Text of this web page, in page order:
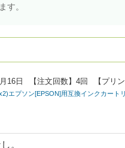
す。
16日 【注文回数】 4回 【プリ
エプソン[EPSON]用互換インクカート
。